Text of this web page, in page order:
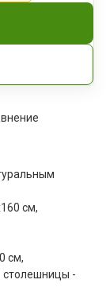
см,
см,
столешницы -